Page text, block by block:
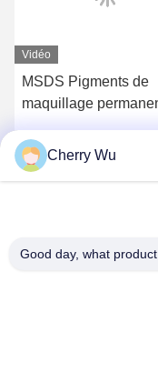
Vidéo
MSDS Pigments de
maquillage
Couleur des sourcils
encre cosmétique
Obtenez le
Cherry Wu
Good day, what